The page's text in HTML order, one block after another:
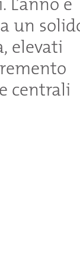
un
elevati
centrali